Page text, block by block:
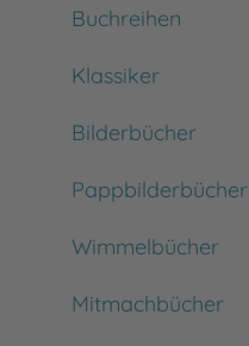
Buchreihen
Klassiker
Bilderbücher
Pappbilderbücher
Wimmelbücher
Mitmachbücher